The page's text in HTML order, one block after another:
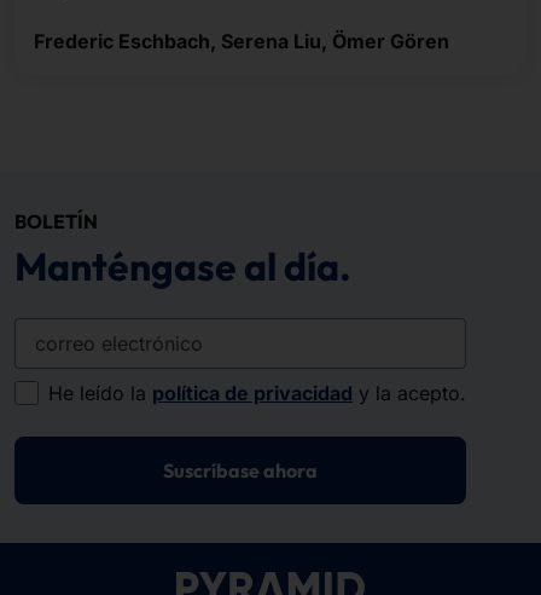
Frederic Eschbach, Serena Liu, Ömer Gören
BOLETÍN
Manténgase al día.
correo electrónico
He leído la política de privacidad y la acepto.
Suscríbase ahora